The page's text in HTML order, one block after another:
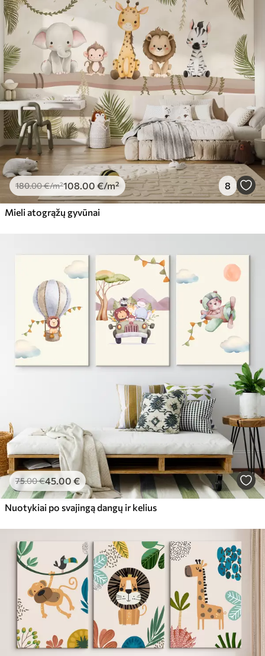
180.00€/m²108.00 €/m² 8
Mieli atogrąžų gyvūnai
75.00€45.00 €
Nuotykiai po svajingą dangų ir kelius